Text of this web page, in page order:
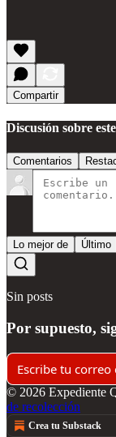
Compartir
Discusión sobre
Comentarios
Lo mejor de Último
Sin posts
Por supuesto,
© 2026 Expediente
de recolección
Crea tu Substack